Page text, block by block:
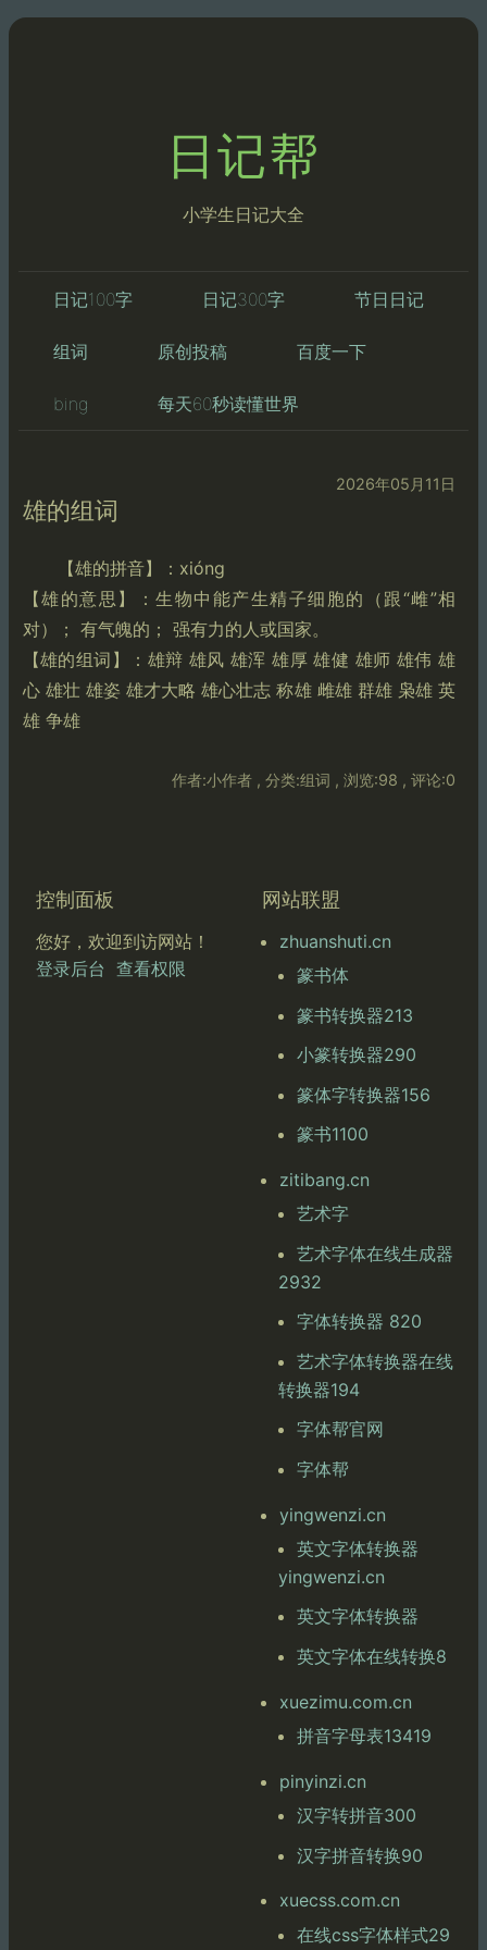
日记帮
小学生日记大全
日记100字 日记300字 节日日记
组词 原创投稿 百度一下
bing 每天60秒读懂世界
2026年05月11日
雄的组词
【雄的拼音】：xióng
【雄的意思】：生物中能产生精子细胞的（跟“雌”相
对）； 有气魄的； 强有力的人或国家。
【雄的组词】：雄辩 雄风 雄浑 雄厚 雄健 雄师 雄伟 雄
心 雄壮 雄姿 雄才大略 雄心壮志 称雄 雌雄 群雄 枭雄 英
雄 争雄
作者:小作者 , 分类:组词 , 浏览:98 , 评论:0
控制面板
您好，欢迎到访网站！
登录后台 查看权限
网站联盟
zhuanshuti.cn
篆书体
篆书转换器213
小篆转换器290
篆体字转换器156
篆书1100
zitibang.cn
艺术字
艺术字体在线生成器
2932
字体转换器 820
艺术字体转换器在线
转换器194
字体帮官网
字体帮
yingwenzi.cn
英文字体转换器
yingwenzi.cn
英文字体转换器
英文字体在线转换8
xuezimu.com.cn
拼音字母表13419
pinyinzi.cn
汉字转拼音300
汉字拼音转换90
xuecss.com.cn
在线css字体样式29